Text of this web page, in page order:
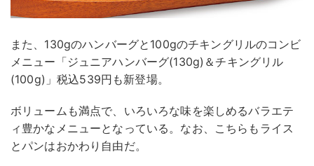
また、130gのハンバーグと100gのチキングリルのコンビ
メニュー「ジュニアハンバーグ(130g)＆チキングリル
(100g)」税込539円も新登場。
ボリュームも満点で、いろいろな味を楽しめるバラエテ
ィ豊かなメニューとなっている。なお、こちらもライス
とパンはおかわり自由だ。